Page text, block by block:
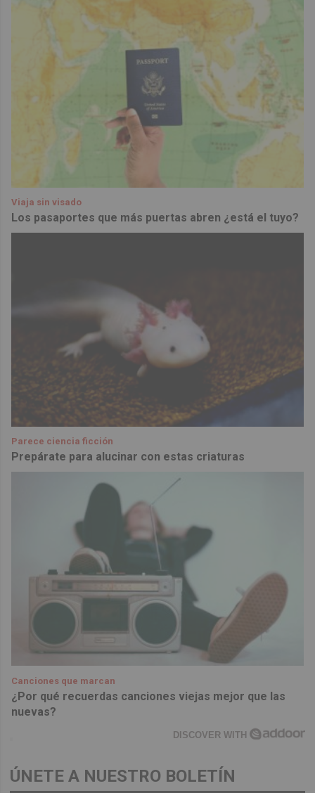
Viaja sin visado
Los pasaportes que más puertas abren ¿está el tuyo?
Parece ciencia ficción
Prepárate para alucinar con estas criaturas
Canciones que marcan
¿Por qué recuerdas canciones viejas mejor que las
nuevas?
DISCOVER WITH
ÚNETE A NUESTRO BOLETÍN